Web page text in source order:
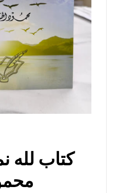
كتاب لله